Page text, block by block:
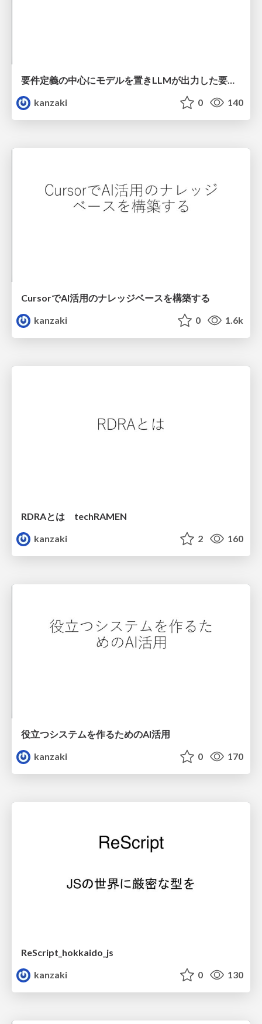
要件定義の中心にモデルを置きLLMが出力した要件に責任をもつ
kanzaki
0 140
CursorでAI活用のナレッジベースを構築する
kanzaki
0 1.6k
RDRAとは techRAMEN
kanzaki
2 160
役立つシステムを作るためのAI活用
kanzaki
0 170
ReScript_hokkaido_js
kanzaki
0 130